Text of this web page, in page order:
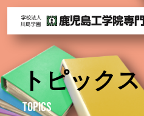
トピックス
TOPICS